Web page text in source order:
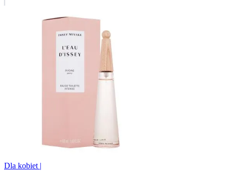
Dla kobiet |